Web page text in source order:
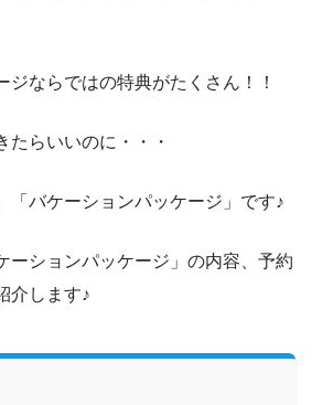
ジならではの特典がたくさん！！
たらいいのに・・・
「バケーションパッケージ」です♪
ーションパッケージ」の内容、予約
介します♪